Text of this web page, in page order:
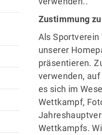
Zustimmung
Als
unserer
präsentieren.
verwenden,
es sich im
Wettkampf,
Wettkampfs.